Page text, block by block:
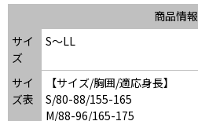
商品情報
サイ
ズ
S～LL
サイ
ズ表
【サイズ/胸囲/適応身長】
S/80-88/155-165
M/88-96/165-175